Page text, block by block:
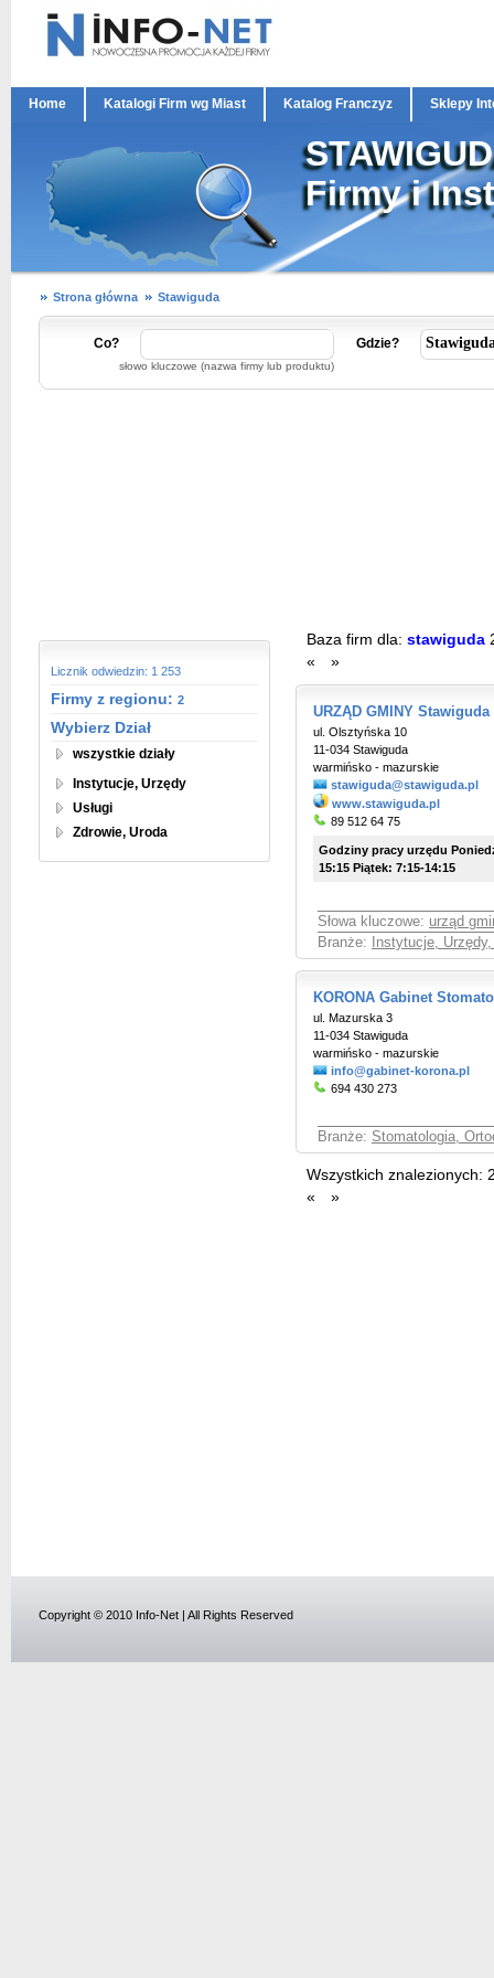
Home Katalogi Firm wg Miast Katalog Franczyz Sklepy
Firmy i
Strona główna Stawiguda
Co?
słowo kluczowe (nazwa firmy lub produktu)
Gdzie?
Licznik odwiedzin: 1 253
Firmy z regionu: 2
Wybierz Dział
wszystkie działy
Instytucje, Urzędy
Usługi
Zdrowie, Uroda
Baza firm dla: stawiguda
«
»
URZĄD GMINY Stawiguda
ul. Olsztyńska 10
11-034 Stawiguda
warmińsko - mazurskie
stawiguda@stawiguda.pl
www.stawiguda.pl
89 512 64 75
Godziny pracy urzędu
15:15 Piątek: 7:15-14:15
Słowa kluczowe: urząd
Branże:
Instytucje,
KORONA Gabinet
ul. Mazurska 3
11-034 Stawiguda
warmińsko - mazurskie
info@gabinet-korona.pl
694 430 273
Branże: Stomatologia,
Wszystkich znalezionych:
«
»
Copyright © 2010 Info-Net | All Rights Reserved